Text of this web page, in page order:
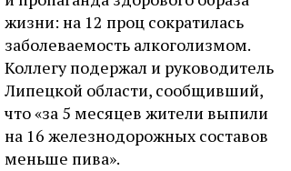
жизни: на 12 проц сократилась
заболеваемость алкоголизмом.
Коллегу подержал и руководитель
Липецкой области, сообщивший,
что «за 5 месяцев жители выпили
на 16 железнодорожных составов
меньше пива».